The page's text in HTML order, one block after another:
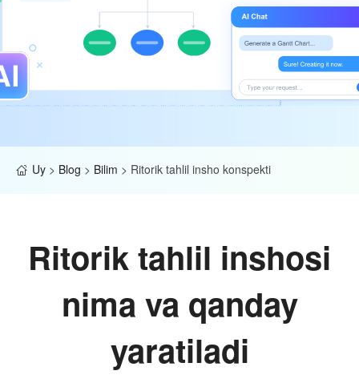
Uy > Blog > Bilim > Ritorik tahlil insho konspekti
Ritorik tahlil inshosi
nima va qanday
yaratiladi